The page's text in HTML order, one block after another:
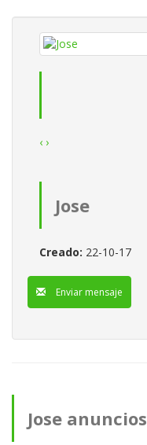
‹ ›
Jose
Creado: 22-10-17
Enviar mensaje
Jose anuncios